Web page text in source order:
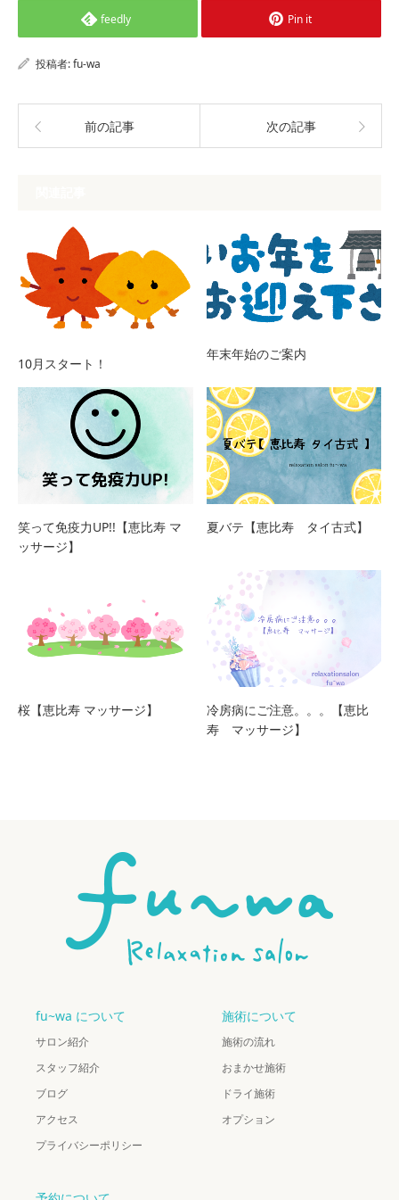
feedly Pin it
投稿者:fu-wa
前の記事 次の記事
10月スタート！
年末年始のご案内
笑って免疫力UP!!【恵比寿 マ
ッサージ】
夏バテ【恵比寿 タイ古式】
桜【恵比寿 マッサージ】
冷房病にご注意。。。【恵比
寿 マッサージ】
fu~wa について
サロン紹介
スタッフ紹介
ブログ
アクセス
プライバシーポリシー
施術について
施術の流れ
おまかせ施術
ドライ施術
オプション